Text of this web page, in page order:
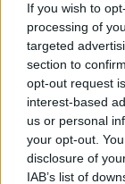
If you wish to
processing of
targeted
section to
opt-out request
interest-based
us or personal
your opt-out.
disclosure of
IAB’s list of
Sharon